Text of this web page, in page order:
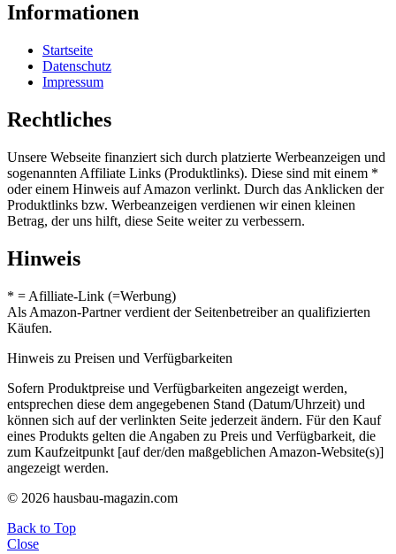
Informationen
Startseite
Datenschutz
Impressum
Rechtliches
Unsere Webseite finanziert sich durch platzierte Werbeanzeigen und
sogenannten Affiliate Links (Produktlinks). Diese sind mit einem *
oder einem Hinweis auf Amazon verlinkt. Durch das Anklicken der
Produktlinks bzw. Werbeanzeigen verdienen wir einen kleinen
Betrag, der uns hilft, diese Seite weiter zu verbessern.
Hinweis
* = Afilliate-Link (=Werbung)
Als Amazon-Partner verdient der Seitenbetreiber an qualifizierten
Käufen.
Hinweis zu Preisen und Verfügbarkeiten
Sofern Produktpreise und Verfügbarkeiten angezeigt werden,
entsprechen diese dem angegebenen Stand (Datum/Uhrzeit) und
können sich auf der verlinkten Seite jederzeit ändern. Für den Kauf
eines Produkts gelten die Angaben zu Preis und Verfügbarkeit, die
zum Kaufzeitpunkt [auf der/den maßgeblichen Amazon-Website(s)]
angezeigt werden.
© 2026 hausbau-magazin.com
Back to Top
Close